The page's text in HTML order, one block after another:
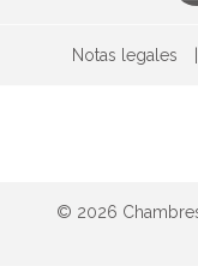
Notas legales
© 2026